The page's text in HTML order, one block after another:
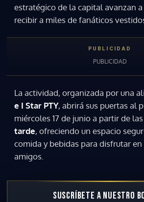
estratégico de la capital avanzan
recibir a miles de fanáticos
La actividad, organizada por una
e I Star PTY, abrirá sus puertas al
miércoles 17 de junio a partir de las
tarde, ofreciendo un espacio
comida y bebidas para disfrutar
amigos.
SUSCRÍBETE A NUESTRO